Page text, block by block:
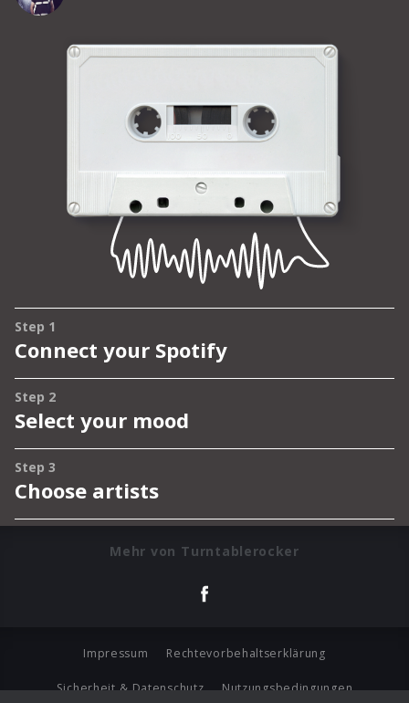
Mehr von Turntablerocker
Impressum Rechtevorbehaltserklärung
Sicherheit & Datenschutz Nutzungsbedingungen